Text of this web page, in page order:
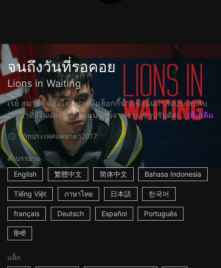
จนถึงวันที่รอคอย
Lions in Waiting
เรย์ สมาชิกน้องใหม่ของทีมฮ็อกกี้น้ำแข็งนั้นกำลังประสบกับ
ปัญหาทั้งในและนอกลานน้ำแข็ง เพราะเขาปรับตัสเ... เพิ่มเติม
17mประเทศแคนาดา2017
คำบรรยาย
English
繁體中文 简体中文 Bahasa Indonesia
Tiếng Việt ภาษาไทย 日本語 한국어
français Deutsch Español Português
हिन्दी
แท็ก